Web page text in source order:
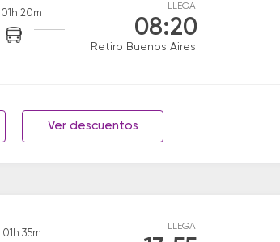
01h 20m
LLEGA
08:20
Retiro Buenos Aires
Ver descuentos
01h 35m
LLEGA